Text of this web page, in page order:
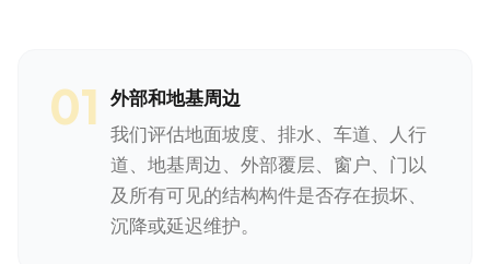
01 外部和地基周边
我们评估地面坡度、排水、车道、人行
道、地基周边、外部覆层、窗户、门以
及所有可见的结构构件是否存在损坏、
沉降或延迟维护。